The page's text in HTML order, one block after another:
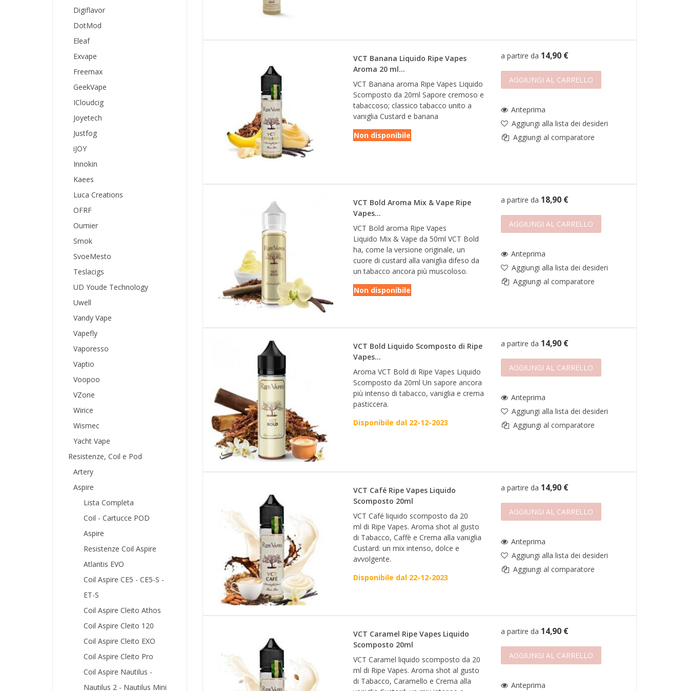
Digiflavor
DotMod
Eleaf
Exvape
Freemax
GeekVape
ICloudcig
Joyetech
Justfog
iJOY
Innokin
Kaees
Luca Creations
OFRF
Oumier
Smok
SvoeMesto
Teslacigs
UD Youde Technology
Uwell
Vandy Vape
Vapefly
Vaporesso
Vaptio
Voopoo
VZone
Wirice
Wismec
Yacht Vape
Resistenze, Coil e Pod
Artery
Aspire
Lista Completa
Coil - Cartucce POD
Aspire
Resistenze Coil Aspire
Atlantis EVO
Coil Aspire CE5 - CE5-S -
ET-S
Coil Aspire Cleito Athos
Coil Aspire Cleito 120
Coil Aspire Cleito EXO
Coil Aspire Cleito Pro
Coil Aspire Nautilus -
Nautilus 2 - Nautilus Mini
VCT Banana Liquido Ripe Vapes
Aroma 20 ml...
VCT Banana aroma Ripe Vapes Liquido
Scomposto da 20ml Sapore cremoso e
tabaccoso; classico tabacco unito a
vaniglia Custard e banana
Non disponibile
a partire da 14,90 €
AGGIUNGI AL CARRELLO
Anteprima
Aggiungi alla lista dei desideri
Aggiungi al comparatore
VCT Bold Aroma Mix & Vape Ripe
Vapes...
VCT Bold aroma Ripe Vapes
Liquido Mix & Vape da 50ml VCT Bold
ha, come la versione originale, un
cuore di custard alla vaniglia difeso da
un tabacco ancora più muscoloso.
Non disponibile
a partire da 18,90 €
AGGIUNGI AL CARRELLO
Anteprima
Aggiungi alla lista dei desideri
Aggiungi al comparatore
VCT Bold Liquido Scomposto di Ripe
Vapes...
Aroma VCT Bold di Ripe Vapes Liquido
Scomposto da 20ml Un sapore ancora
più intenso di tabacco, vaniglia e crema
pasticcera.
Disponibile dal 22-12-2023
a partire da 14,90 €
AGGIUNGI AL CARRELLO
Anteprima
Aggiungi alla lista dei desideri
Aggiungi al comparatore
VCT Café Ripe Vapes Liquido
Scomposto 20ml
VCT Café liquido scomposto da 20
ml di Ripe Vapes. Aroma shot al gusto
di Tabacco, Caffè e Crema alla vaniglia
Custard: un mix intenso, dolce e
avvolgente.
Disponibile dal 22-12-2023
a partire da 14,90 €
AGGIUNGI AL CARRELLO
Anteprima
Aggiungi alla lista dei desideri
Aggiungi al comparatore
VCT Caramel Ripe Vapes Liquido
Scomposto 20ml
VCT Caramel liquido scomposto da 20
ml di Ripe Vapes. Aroma shot al gusto
di Tabacco, Caramello e Crema alla
a partire da 14,90 €
AGGIUNGI AL CARRELLO
Anteprima